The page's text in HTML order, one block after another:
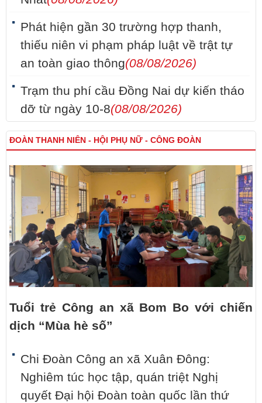
Phát hiện gần 30 trường hợp thanh,
thiếu niên vi phạm pháp luật về trật tự
an toàn giao thông(08/08/2026)
Trạm thu phí cầu Đồng Nai dự kiến tháo
dỡ từ ngày 10-8(08/08/2026)
ĐOÀN THANH NIÊN - HỘI PHỤ NỮ - CÔNG ĐOÀN
Tuổi trẻ Công an xã Bom Bo với chiến
dịch “Mùa hè số”
Chi Đoàn Công an xã Xuân Đông:
Nghiêm túc học tập, quán triệt Nghị
quyết Đại hội Đoàn toàn quốc lần thứ